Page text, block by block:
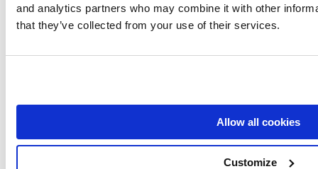
and analytics partners who may combine it with other
that they’ve collected from your use of their services.
Allow all cookies
Customize
Boek nu een SEO gesprek